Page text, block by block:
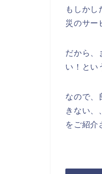
もしかし
災のサー
だから、
い！とい
なので、
きない、
をご紹介